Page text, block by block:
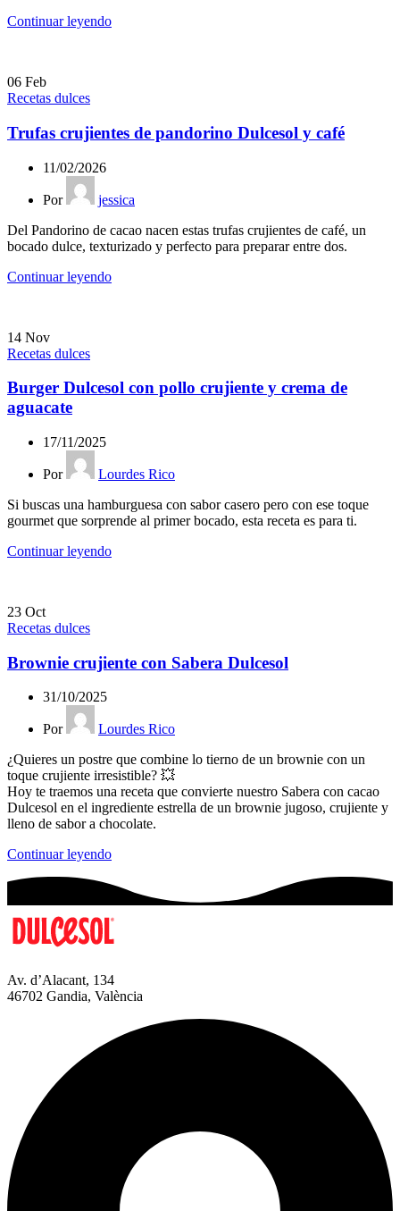
Continuar leyendo
06 Feb
Recetas dulces
Trufas crujientes de pandorino Dulcesol y café
11/02/2026
Por
jessica
Del Pandorino de cacao nacen estas trufas crujientes de café, un
bocado dulce, texturizado y perfecto para preparar entre dos.
Continuar leyendo
14 Nov
Recetas dulces
Burger Dulcesol con pollo crujiente y crema de
aguacate
17/11/2025
Por
Lourdes Rico
Si buscas una hamburguesa con sabor casero pero con ese toque
gourmet que sorprende al primer bocado, esta receta es para ti.
Continuar leyendo
23 Oct
Recetas dulces
Brownie crujiente con Sabera Dulcesol
31/10/2025
Por
Lourdes Rico
¿Quieres un postre que combine lo tierno de un brownie con un
toque crujiente irresistible? 💥
Hoy te traemos una receta que convierte nuestro Sabera con cacao
Dulcesol en el ingrediente estrella de un brownie jugoso, crujiente y
lleno de sabor a chocolate.
Continuar leyendo
Av. d’Alacant, 134
46702 Gandia, València